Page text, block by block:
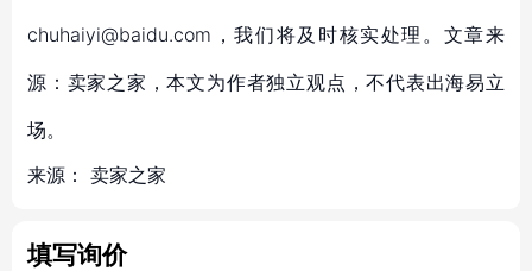
chuhaiyi@baidu.com，我们将及时核实处理。文章来
源：卖家之家，本文为作者独立观点，不代表出海易立
场。
来源： 卖家之家
填写询价